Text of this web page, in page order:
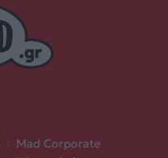
Mad Corporate